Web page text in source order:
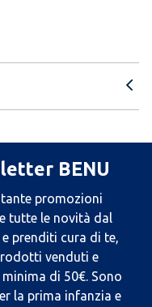
BENU
promozioni
tutte le novità dal
prenditi cura di te,
venduti e
di 50€. Sono
la prima infanzia e